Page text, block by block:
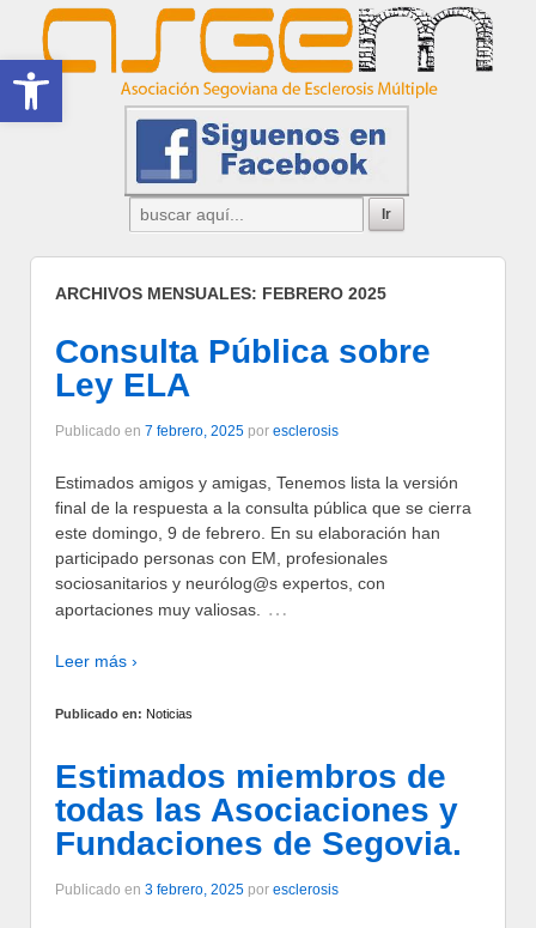
Abrir barra de herramientas
ARCHIVOS MENSUALES: FEBRERO 2025
Consulta Pública sobre
Ley ELA
Publicado en 7 febrero, 2025 por esclerosis
Estimados amigos y amigas, Tenemos lista la versión
final de la respuesta a la consulta pública que se cierra
este domingo, 9 de febrero. En su elaboración han
participado personas con EM, profesionales
sociosanitarios y neurólog@s expertos, con
aportaciones muy valiosas.
…
Leer más ›
Publicado en: Noticias
Estimados miembros de
todas las Asociaciones y
Fundaciones de Segovia.
Publicado en 3 febrero, 2025 por esclerosis